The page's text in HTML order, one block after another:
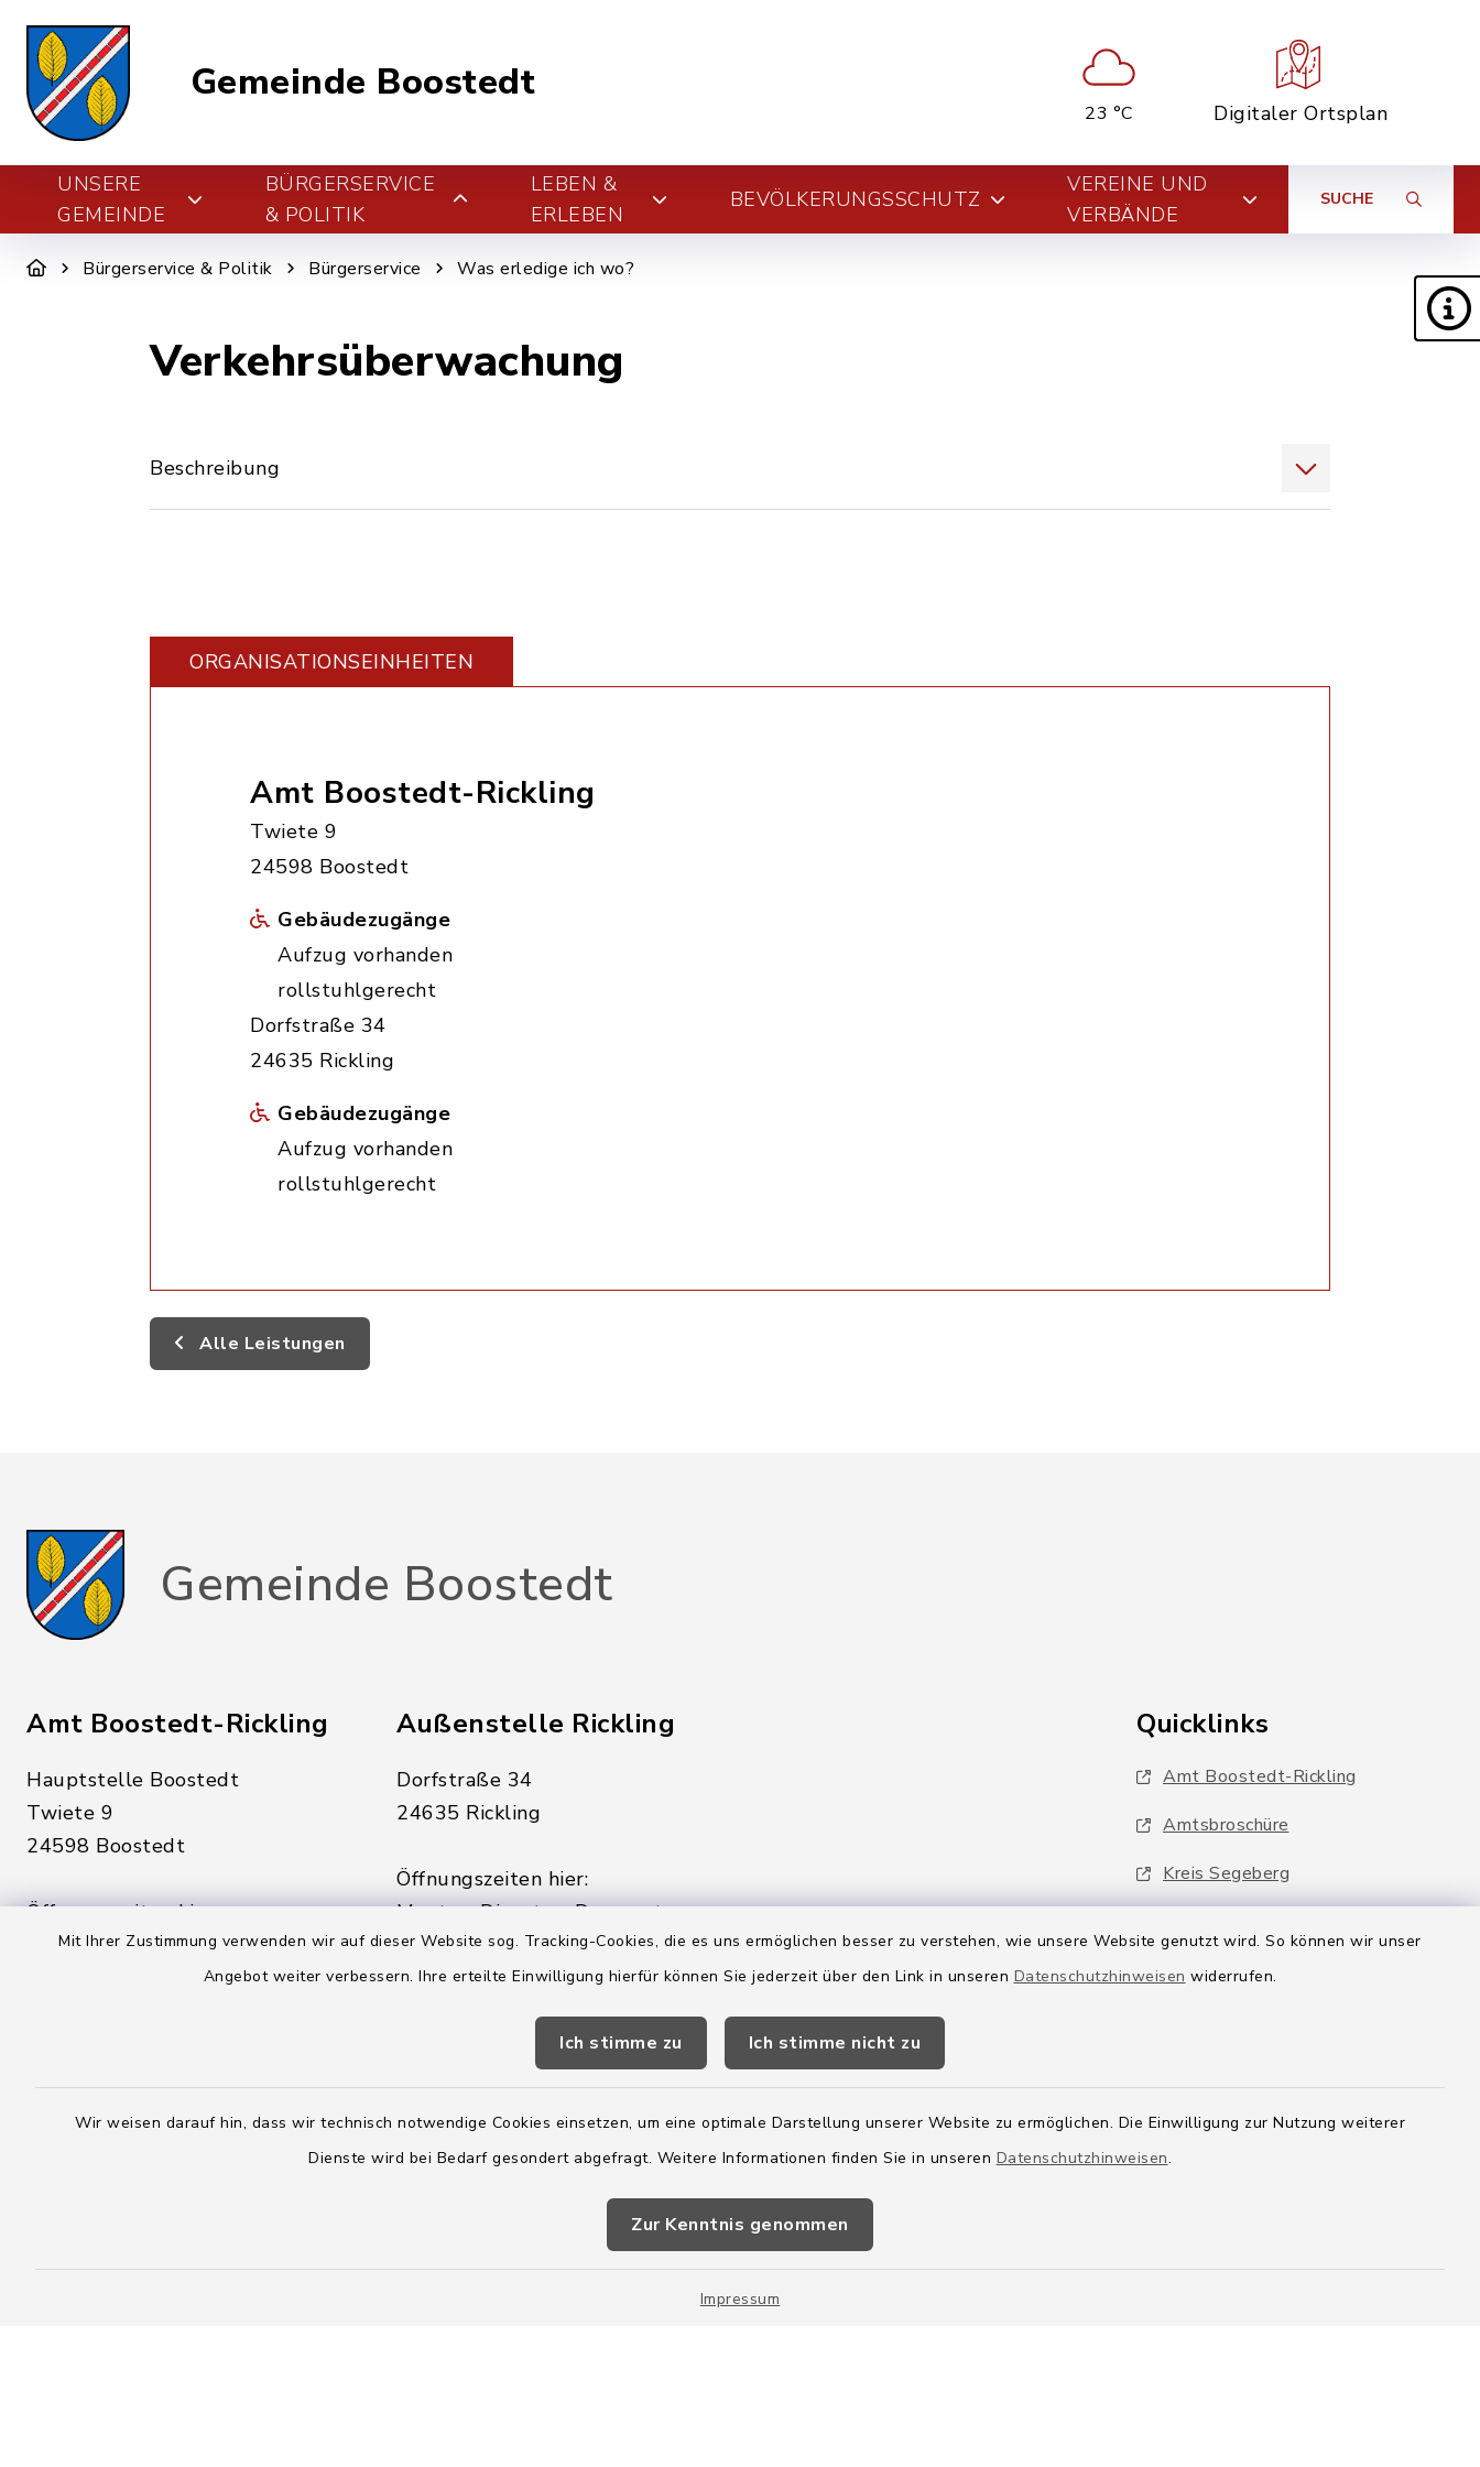
Mit Ihrer Zustimmung verwenden wir auf dieser Website sog. Tracking-Cookies, die es uns ermöglichen besser zu verstehen, wie unsere Website genutzt wird. So können wir unser
Angebot weiter verbessern. Ihre erteilte Einwilligung hierfür können Sie jederzeit über den Link in unseren Datenschutzhinweisen widerrufen.
Ich stimme zu Ich stimme nicht zu
Wir weisen darauf hin, dass wir technisch notwendige Cookies einsetzen, um eine optimale Darstellung unserer Website zu ermöglichen. Die Einwilligung zur Nutzung weiterer
Dienste wird bei Bedarf gesondert abgefragt. Weitere Informationen finden Sie in unseren Datenschutzhinweisen.
Zur Kenntnis genommen
Impressum
Gemeinde Boostedt
23 °C Digitaler Ortsplan
UNSERE
GEMEINDE
BÜRGERSERVICE
& POLITIK
LEBEN &
ERLEBEN
BEVÖLKERUNGSSCHUTZ
VEREINE UND
VERBÄNDE
SUCHE
Bürgerservice & Politik Bürgerservice Was erledige ich wo?
Verkehrsüberwachung
Beschreibung
ORGANISATIONS­EINHEITEN
Amt Boostedt-Rickling
Twiete 9
24598 Boostedt
Gebäudezugänge
Aufzug vorhanden
rollstuhlgerecht
Dorfstraße 34
24635 Rickling
Gebäudezugänge
Aufzug vorhanden
rollstuhlgerecht
Alle Leistungen
Gemeinde Boostedt
Amt Boostedt-Rickling
Hauptstelle Boostedt
Twiete 9
24598 Boostedt
Öffnungszeiten hier:
Montag, Dienstag, Donnerstag,
14:00 - 18:00 Uhr
Außenstelle Rickling
Dorfstraße 34
24635 Rickling
Öffnungszeiten hier:
Montag, Dienstag, Donnerstag,
Freitag:
08:00 - 12:00 Uhr
sowie zusätzlich am Donnerstag:
14:00 - 18:00 Uhr
04328 179-0
04328 - 179-44
info@amt-boostedt-
Quicklinks
Amt Boostedt-Rickling
Amtsbroschüre
Kreis Segeberg